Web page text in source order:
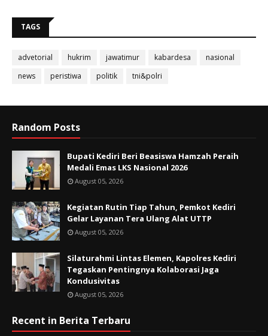
TAGS
advetorial hukrim jawatimur kabardesa
nasional
news
peristiwa politik tni&polri
Random Posts
Bupati Kediri Beri Beasiswa Hamzah Peraih
Medali Emas LKS Nasional 2026
August 05, 2026
Kegiatan Rutin Tiap Tahun, Pemkot Kediri
Gelar Layanan Tera Ulang Alat UTTP
August 05, 2026
Silaturahmi Lintas Elemen, Kapolres Kediri
Tegaskan Pentingnya Kolaborasi Jaga
Kondusivitas
August 05, 2026
Recent in Berita Terbaru